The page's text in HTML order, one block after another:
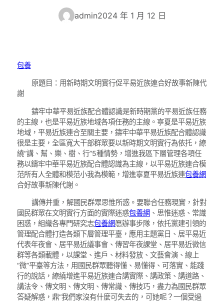
admin2024 年 1 月 12 日
包養
原題目：用新時期文明實行促平易近族連合好故事新陳代
謝
鑄牢中華平易近族配合體認識是新時期黨的平易近族任務
的主線，也是平易近族地域各項任務的主線。寧夏是平易近族
地域，平易近族連合至關主要，鑄牢中華平易近族配合體認識
很是主要，全區寬大干部群眾要以新時期文明實行為依托，繚
繞“講、幫、樂、樹、行”5種情勢，增進我區下層管理各項任
務以鑄牢中華平易近族配合體認識為主線，以平易近族連合模
范所有人全體和模范小我為模範，增進寧夏平易近族連包養網
合好故事新陳代謝。
講傳并重，解國民群眾思惟所惑。要聯合任務現實，針對
國民群眾在文明實行方面的實際迷惑包養網 、思惟迷惑、常識
困惑，組織各專門研究志包養網愿辦事步隊，依托黨建引領的
管理配合體打造各類下層管理平臺，應用主題黨日、居平易近
代表年夜會、居平易近議事會、傳習年夜課堂、居平易近微信
群等各類載體，以課堂、進戶、材料發放、文藝會演、線上
“微”平臺等方法，用國民群眾聽得懂、易懂得、可落實、能踐
行的說話，繚繞增進平易近族連合講實際、講政策、講道路、
講法令、傳文明、傳文明、傳常識、傳技巧，盡力為國民群眾
答疑解惑，鼎“我們家沒有什麼可失去的，可她呢？一個受過